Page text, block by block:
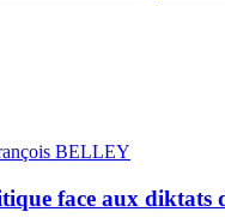
BELLEY
face aux diktats